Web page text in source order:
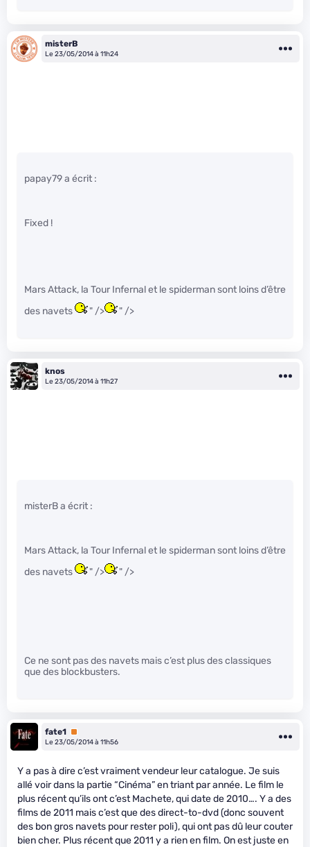
misterB
Le 23/05/2014 à 11h24
papay79 a écrit :
Fixed !
Mars Attack, la Tour Infernal et le spiderman sont loins d’être
des navets
" /> " />
knos
Le 23/05/2014 à 11h27
misterB a écrit :
Mars Attack, la Tour Infernal et le spiderman sont loins d’être
des navets
" /> " />
Ce ne sont pas des navets mais c’est plus des classiques
que des blockbusters.
fate1 Premium
Le 23/05/2014 à 11h56
Y a pas à dire c’est vraiment vendeur leur catalogue. Je suis
allé voir dans la partie “Cinéma” en triant par année. Le film le
plus récent qu’ils ont c’est Machete, qui date de 2010…. Y a des
films de 2011 mais c’est que des direct-to-dvd (donc souvent
des bon gros navets pour rester poli), qui ont pas dû leur couter
bien cher. Plus récent que 2011 y a rien en film. On est juste en